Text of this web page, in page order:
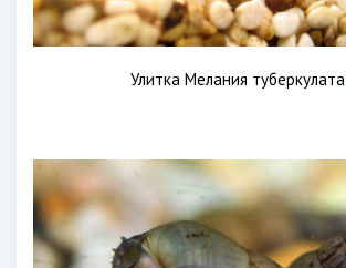
Улитка Мелания туберкулата